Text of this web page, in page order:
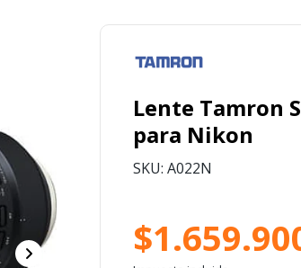
Lente Tamron
para Nikon
SKU: A022N